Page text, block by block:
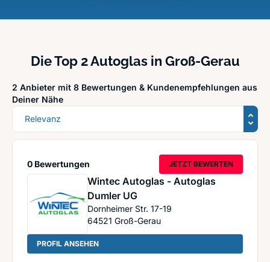
Die Top 2 Autoglas in Groß-Gerau
2 Anbieter mit 8 Bewertungen & Kundenempfehlungen aus
Deiner Nähe
Sortierung
Wintec Autoglas - Autoglas
Dumler UG
Dornheimer Str. 17-19
64521 Groß-Gerau
0 Bewertungen JETZT BEWERTEN
PROFIL ANSEHEN: Wintec Autoglas - Autoglas Dumler UG